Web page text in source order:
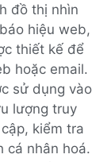
đồ thị nhìn
hiệu web,
thiết kế để
hoặc email.
sử dụng vào
lượng truy
kiểm tra
cá nhân hoá.